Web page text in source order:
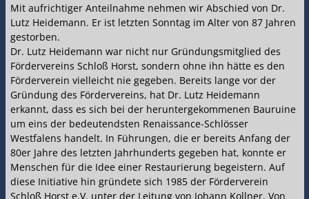
Mit aufrichtiger Anteilnahme nehmen wir Abschied von Dr.
Lutz Heidemann. Er ist letzten Sonntag im Alter von 87 Jahren
gestorben.
Dr. Lutz Heidemann war nicht nur Gründungsmitglied des
Fördervereins Schloß Horst, sondern ohne ihn hätte es den
Förderverein vielleicht nie gegeben. Bereits lange vor der
Gründung des Fördervereins, hat Dr. Lutz Heidemann
erkannt, dass es sich bei der heruntergekommenen Bauruine
um eins der bedeutendsten Renaissance-Schlösser
Westfalens handelt. In Führungen, die er bereits Anfang der
80er Jahre des letzten Jahrhunderts gegeben hat, konnte er
Menschen für die Idee einer Restaurierung begeistern. Auf
diese Initiative hin gründete sich 1985 der Förderverein
Schloß Horst e.V. unter der Leitung von Johann Kollner. Von